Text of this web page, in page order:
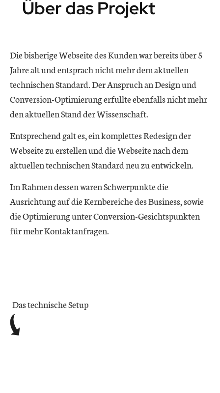
Über das Projekt
Die bisherige Webseite des Kunden war bereits über 5
Jahre alt und entsprach nicht mehr dem aktuellen
technischen Standard. Der Anspruch an Design und
Conversion-Optimierung erfüllte ebenfalls nicht mehr
den aktuellen Stand der Wissenschaft.
Entsprechend galt es, ein komplettes Redesign der
Webseite zu erstellen und die Webseite nach dem
aktuellen technischen Standard neu zu entwickeln.
Im Rahmen dessen waren Schwerpunkte die
Ausrichtung auf die Kernbereiche des Business, sowie
die Optimierung unter Conversion-Gesichtspunkten
für mehr Kontaktanfragen.
Das technische Setup